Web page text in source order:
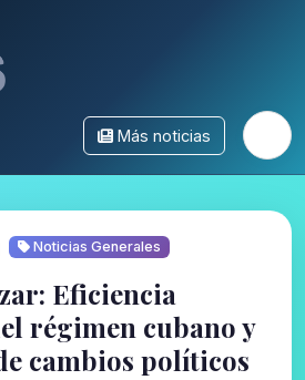
Más noticias
Noticias Generales
Eficiencia
régimen cubano y
cambios políticos